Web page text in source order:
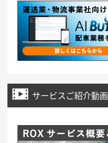
サービスご紹介動画